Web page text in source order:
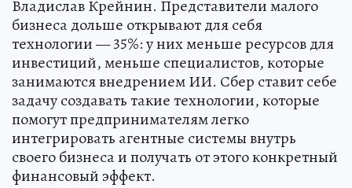
Владислав Крейнин. Представители малого
бизнеса дольше открывают для себя
технологии — 35%: у них меньше ресурсов для
инвестиций, меньше специалистов, которые
занимаются внедрением ИИ. Сбер ставит себе
задачу создавать такие технологии, которые
помогут предпринимателям легко
интегрировать агентные системы внутрь
своего бизнеса и получать от этого конкретный
финансовый эффект.